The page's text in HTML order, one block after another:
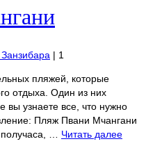
| 1
пляжей, которые
отдыха. Один из них
вы узнаете все, что нужно
Пляж Пвани Мчангани
получаса, … Читать далее